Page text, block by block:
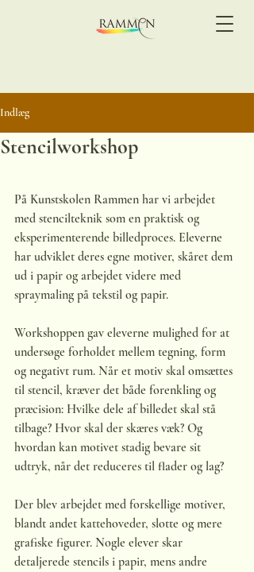
Indlæg
Stencilworkshop
På Kunstskolen Rammen har vi arbejdet
med stencilteknik som en praktisk og
eksperimenterende billedproces. Eleverne
har udviklet deres egne motiver, skåret dem
ud i papir og arbejdet videre med
spraymaling på tekstil og papir.
Workshoppen gav eleverne mulighed for at
undersøge forholdet mellem tegning, form
og negativt rum. Når et motiv skal omsættes
til stencil, kræver det både forenkling og
præcision: Hvilke dele af billedet skal stå
tilbage? Hvor skal der skæres væk? Og
hvordan kan motivet stadig bevare sit
udtryk, når det reduceres til flader og lag?
Der blev arbejdet med forskellige motiver,
blandt andet kattehoveder, slotte og mere
grafiske figurer. Nogle elever skar
detaljerede stencils i papir, mens andre